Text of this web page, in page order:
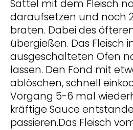
Sattel mit dem Fleisch
daraufsetzen und noch
braten. Dabei des
übergießen. Das Fleisch
ausgeschalteten Ofen
lassen. Den Fond mit
ablöschen, schnell
Vorgang 5-6 mal
kräftige Sauce
passieren.Das Fleisch